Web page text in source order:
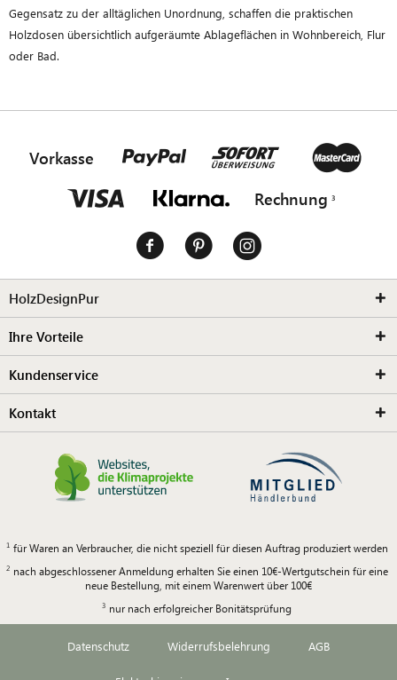
Gegensatz zu der alltäglichen Unordnung, schaffen die praktischen
Holzdosen übersichtlich aufgeräumte Ablageflächen in Wohnbereich, Flur
oder Bad.
Vorkasse
Rechnung
HolzDesignPur
Ihre Vorteile
Kundenservice
Kontakt
für Waren an Verbraucher, die nicht speziell für diesen Auftrag produziert werden
nach abgeschlossener Anmeldung erhalten Sie einen 10€-Wertgutschein für eine
neue Bestellung, mit einem Warenwert über 100€
nur nach erfolgreicher Bonitätsprüfung
Datenschutz Widerrufsbelehrung AGB